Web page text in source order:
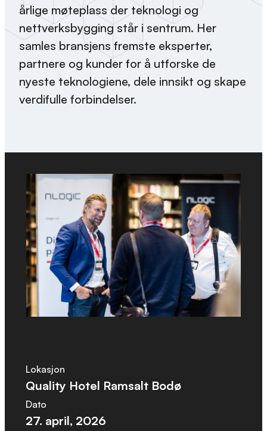
årlige møteplass der teknologi og
nettverksbygging står i sentrum. Her
samles bransjens fremste eksperter,
partnere og kunder for å utforske de
nyeste teknologiene, dele innsikt og skape
verdifulle forbindelser.
Lokasjon
Quality Hotel Ramsalt Bodø
Dato
27. april, 2026